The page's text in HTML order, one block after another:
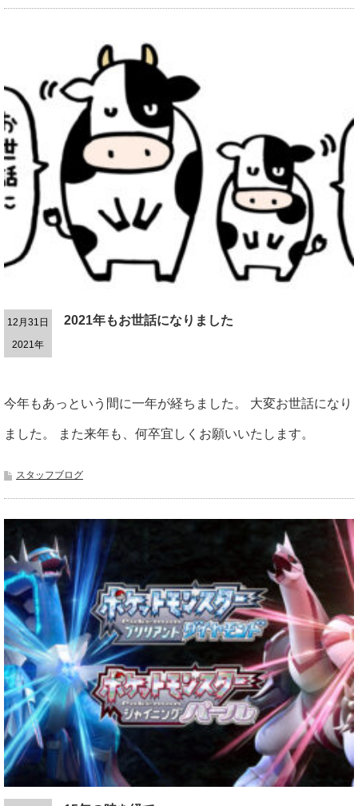
12月31日
2021年
2021年もお世話になりました
今年もあっという間に一年が経ちました。 大変お世話になり
ました。 また来年も、何卒宜しくお願いいたします。
スタッフブログ